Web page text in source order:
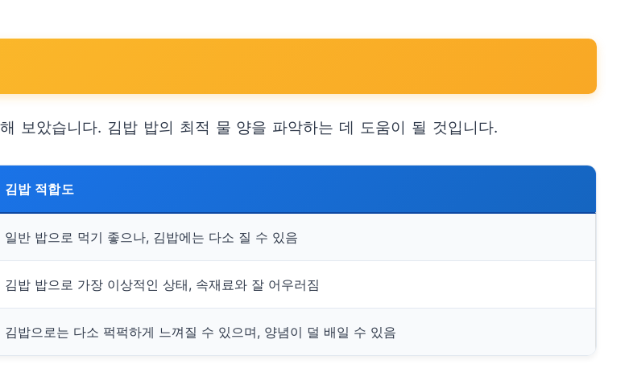
보았습니다. 김밥 밥의 최적 물 양을 파악하는 데 도움이 될 것입니다.
김밥 적합도
일반 밥으로 먹기 좋으나, 김밥에는 다소 질 수 있음
김밥 밥으로 가장 이상적인 상태, 속재료와 잘 어우러짐
김밥으로는 다소 퍽퍽하게 느껴질 수 있으며, 양념이 덜 배일 수 있음